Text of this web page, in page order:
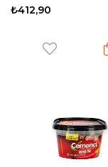
₺412,90